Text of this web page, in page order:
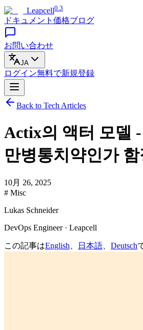
Leapcell0.3
ドキュメント 価格ブログ
お問い合わせ
JA
ログイン無料で新規登録
Back to Tech Articles
Actix의 액터 모델
만병통치약인가
10月 26, 2025
# Misc
Lukas Schneider
DevOps Engineer · Leapcell
この記事はEnglish 日本語 Deutsch